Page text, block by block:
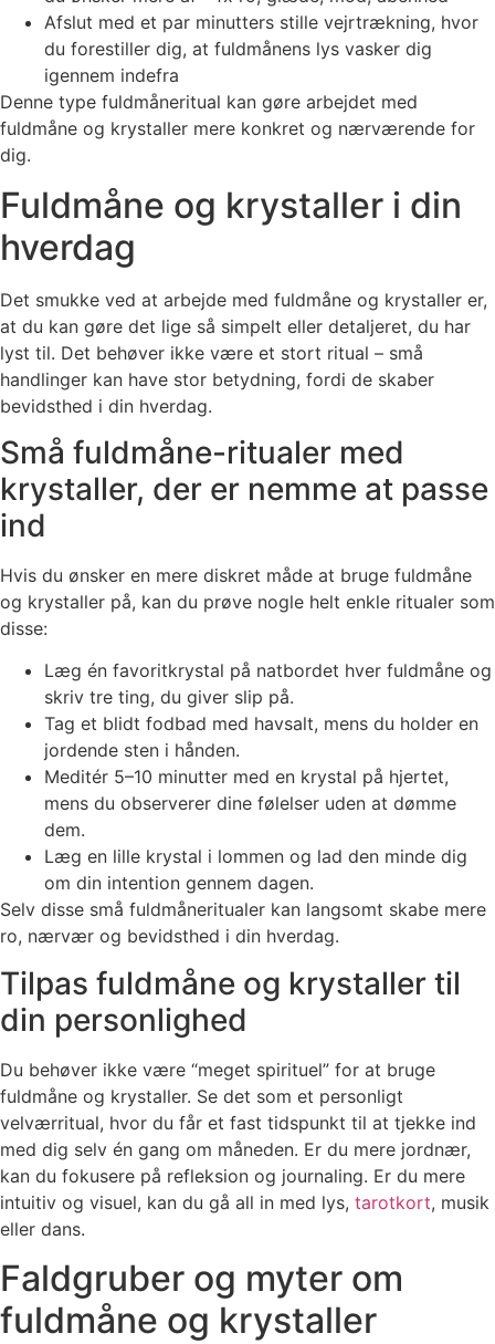
Afslut med et par minutters stille vejrtrækning, hvor
du forestiller dig, at fuldmånens lys vasker dig
igennem indefra
Denne type fuldmåneritual kan gøre arbejdet med
fuldmåne og krystaller mere konkret og nærværende for
dig.
Fuldmåne og krystaller i din
hverdag
Det smukke ved at arbejde med fuldmåne og krystaller er,
at du kan gøre det lige så simpelt eller detaljeret, du har
lyst til. Det behøver ikke være et stort ritual – små
handlinger kan have stor betydning, fordi de skaber
bevidsthed i din hverdag.
Små fuldmåne-ritualer med
krystaller, der er nemme at passe
ind
Hvis du ønsker en mere diskret måde at bruge fuldmåne
og krystaller på, kan du prøve nogle helt enkle ritualer som
disse:
Læg én favoritkrystal på natbordet hver fuldmåne og
skriv tre ting, du giver slip på.
Tag et blidt fodbad med havsalt, mens du holder en
jordende sten i hånden.
Meditér 5–10 minutter med en krystal på hjertet,
mens du observerer dine følelser uden at dømme
dem.
Læg en lille krystal i lommen og lad den minde dig
om din intention gennem dagen.
Selv disse små fuldmåneritualer kan langsomt skabe mere
ro, nærvær og bevidsthed i din hverdag.
Tilpas fuldmåne og krystaller til
din personlighed
Du behøver ikke være “meget spirituel” for at bruge
fuldmåne og krystaller. Se det som et personligt
velværritual, hvor du får et fast tidspunkt til at tjekke ind
med dig selv én gang om måneden. Er du mere jordnær,
kan du fokusere på refleksion og journaling. Er du mere
intuitiv og visuel, kan du gå all in med lys, tarotkort, musik
eller dans.
Faldgruber og myter om
fuldmåne og krystaller